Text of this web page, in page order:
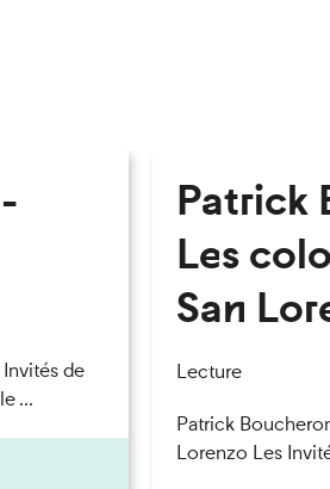
de
...
Patrick
Les
San
Lecture
Patrick
Lorenzo Les